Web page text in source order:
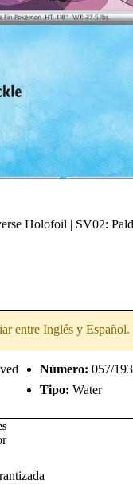
Holofoil | SV02:
entre Inglés y Español.
Número: 057/193
Tipo: Water